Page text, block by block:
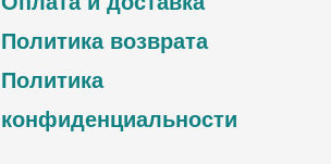
Политика возврата
Политика
конфиденциальности